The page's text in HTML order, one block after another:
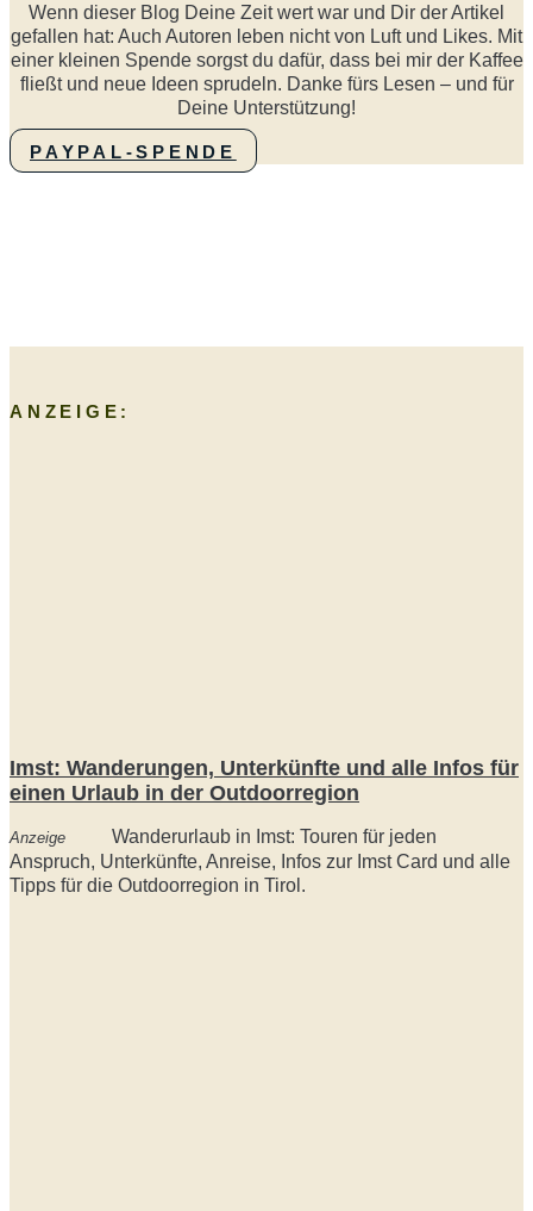
Wenn dieser Blog Deine Zeit wert war und Dir der Artikel
gefallen hat: Auch Autoren leben nicht von Luft und Likes. Mit
einer kleinen Spende sorgst du dafür, dass bei mir der Kaffee
fließt und neue Ideen sprudeln. Danke fürs Lesen – und für
Deine Unterstützung!
PAYPAL-SPENDE
ANZEIGE:
Imst: Wanderungen, Unterkünfte und alle Infos für
einen Urlaub in der Outdoorregion
Anzeige
Wanderurlaub in Imst: Touren für jeden
Anspruch, Unterkünfte, Anreise, Infos zur Imst Card und alle
Tipps für die Outdoorregion in Tirol.